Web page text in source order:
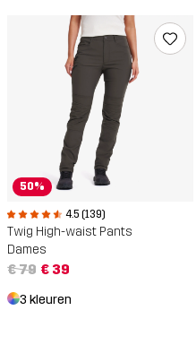
50%
4.5 (139)
Twig High-waist Pants
Dames
€ 79 € 39
3 kleuren